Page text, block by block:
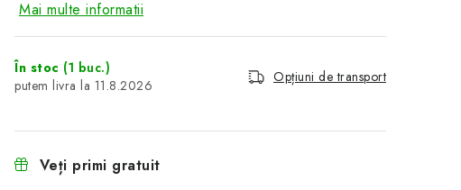
Mai multe informatii
În stoc (1 buc.)
11.8.2026
Opțiuni de transport
Veți primi gratuit